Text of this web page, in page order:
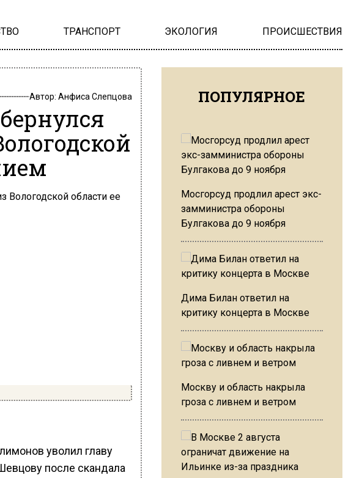
ТРАНСПОРТ ЭКОЛОГИЯ ПРОИСШЕСТВИЯ
Автор: Анфиса Слепцова
уволил главу
после скандала
ПОПУЛЯРНОЕ
Мосгорсуд продлил арест экс-
замминистра обороны
Булгакова до 9 ноября
Дима Билан ответил на
критику концерта в Москве
Москву и область накрыла
гроза с ливнем и ветром